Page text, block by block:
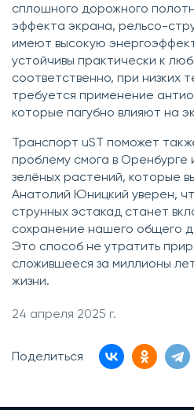
сплошного дорожного
эффекта экрана, рельсо-
имеют высокую
устойчивы практически к
соответственно, при низких
требуется применение
которые пагубно влияют на
Транспорт uST поможет
проблему смога в Оренбурге
зелёных растений, которые
Анатолий Юницкий уверен,
струнных эстакад станет
сохранение нашего общего
Это способ не утратить
сложившееся за миллионы
жизни.
24 апреля 2025 г.
Поделиться